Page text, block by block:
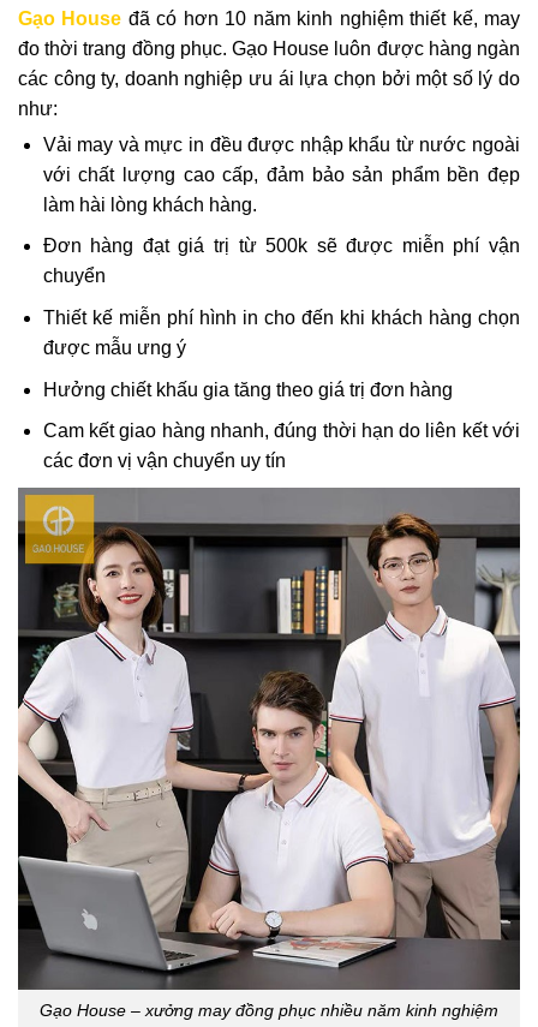
Gạo House đã có hơn 10 năm kinh nghiệm thiết kế, may
đo thời trang đồng phục. Gạo House luôn được hàng ngàn
các công ty, doanh nghiệp ưu ái lựa chọn bởi một số lý do
như:
Vải may và mực in đều được nhập khẩu từ nước ngoài
với chất lượng cao cấp, đảm bảo sản phẩm bền đẹp
làm hài lòng khách hàng.
Đơn hàng đạt giá trị từ 500k sẽ được miễn phí vận
chuyển
Thiết kế miễn phí hình in cho đến khi khách hàng chọn
được mẫu ưng ý
Hưởng chiết khấu gia tăng theo giá trị đơn hàng
Cam kết giao hàng nhanh, đúng thời hạn do liên kết với
các đơn vị vận chuyển uy tín
Gạo House – xưởng may đồng phục nhiều năm kinh nghiệm